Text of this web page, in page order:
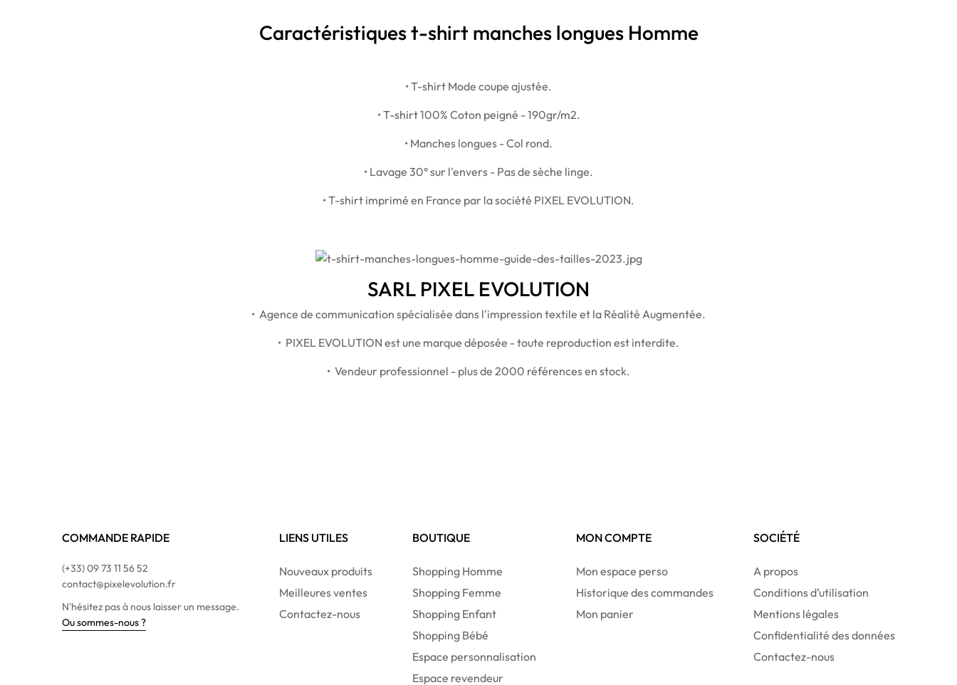
Caractéristiques t-shirt manches longues Homme
• T-shirt Mode coupe ajustée.
• T-shirt 100% Coton peigné - 190gr/m2.
• Manches longues - Col rond.
• Lavage 30° sur l'envers - Pas de sèche linge.
• T-shirt imprimé en France par la société PIXEL EVOLUTION.
SARL PIXEL EVOLUTION
• Agence de communication spécialisée dans l'impression textile et la Réalité Augmentée.
• PIXEL EVOLUTION est une marque déposée - toute reproduction est interdite.
• Vendeur professionnel - plus de 2000 références en stock.
COMMANDE RAPIDE
(+33) 09 73 11 56 52
contact@pixelevolution.fr
N'hésitez pas à nous laisser un message.
Ou sommes-nous ?
LIENS UTILES
Nouveaux produits
Meilleures ventes
Contactez-nous
BOUTIQUE
Shopping Homme
Shopping Femme
Shopping Enfant
Shopping Bébé
Espace personnalisation
Espace revendeur
MON COMPTE
Mon espace perso
Historique des commandes
Mon panier
SOCIÉTÉ
A propos
Conditions d’utilisation
Mentions légales
Confidentialité des données
Contactez-nous